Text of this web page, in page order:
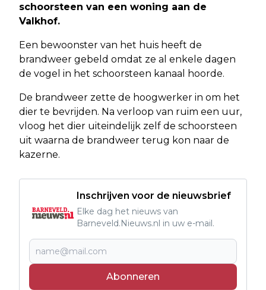
schoorsteen van een woning aan de
Valkhof.
Een bewoonster van het huis heeft de
brandweer gebeld omdat ze al enkele dagen
de vogel in het schoorsteen kanaal hoorde.
De brandweer zette de hoogwerker in om het
dier te bevrijden. Na verloop van ruim een uur,
vloog het dier uiteindelijk zelf de schoorsteen
uit waarna de brandweer terug kon naar de
kazerne.
Inschrijven voor de nieuwsbrief
Elke dag het nieuws van
Barneveld.Nieuws.nl in uw e-mail.
Abonneren